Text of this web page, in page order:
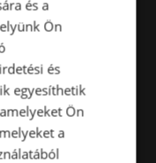
és a
Ön
és
egyesíthetik
Ön
a